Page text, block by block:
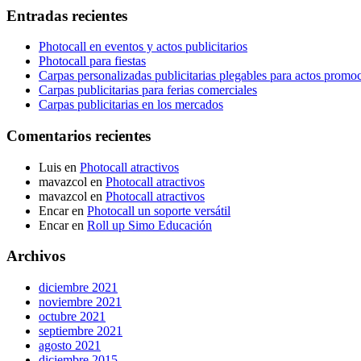
Entradas recientes
Photocall en eventos y actos publicitarios
Photocall para fiestas
Carpas personalizadas publicitarias plegables para actos
Carpas publicitarias para ferias comerciales
Carpas publicitarias en los mercados
Comentarios recientes
Luis en Photocall atractivos
mavazcol en Photocall atractivos
mavazcol en Photocall atractivos
Encaren Photocall un soporte versátil
Encaren Roll up Simo Educación
Archivos
diciembre 2021
noviembre 2021
octubre 2021
septiembre 2021
agosto 2021